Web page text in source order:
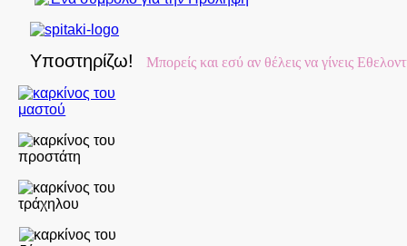
Υποστηρίζω! Μπορείς και εσύ αν θέλεις να γίνεις